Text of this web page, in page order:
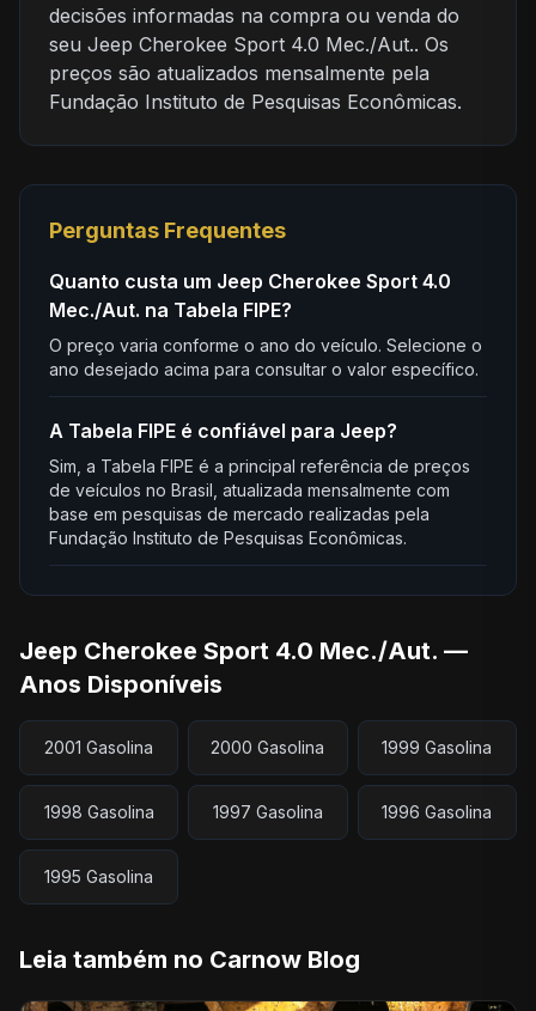
decisões informadas na compra ou venda do
seu Jeep Cherokee Sport 4.0 Mec./Aut.. Os
preços são atualizados mensalmente pela
Fundação Instituto de Pesquisas Econômicas.
Perguntas Frequentes
Quanto custa um Jeep Cherokee Sport 4.0
Mec./Aut. na Tabela FIPE?
O preço varia conforme o ano do veículo. Selecione o
ano desejado acima para consultar o valor específico.
A Tabela FIPE é confiável para Jeep?
Sim, a Tabela FIPE é a principal referência de preços
de veículos no Brasil, atualizada mensalmente com
base em pesquisas de mercado realizadas pela
Fundação Instituto de Pesquisas Econômicas.
Jeep Cherokee Sport 4.0 Mec./Aut. —
Anos Disponíveis
2001 Gasolina 2000 Gasolina 1999 Gasolina
1998 Gasolina 1997 Gasolina 1996 Gasolina
1995 Gasolina
Leia também no Carnow Blog